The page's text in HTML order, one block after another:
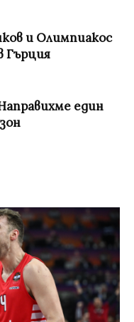
и Олимпиакос
Гърция
един